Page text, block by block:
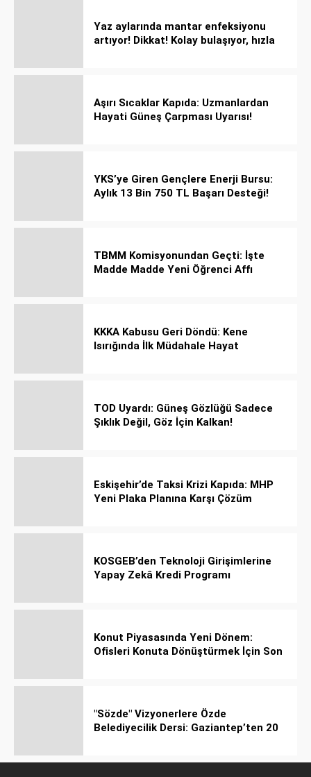
Yaz aylarında mantar enfeksiyonu
artıyor! Dikkat! Kolay bulaşıyor, hızla
Aşırı Sıcaklar Kapıda: Uzmanlardan
Hayati Güneş Çarpması Uyarısı!
YKS’ye Giren Gençlere Enerji Bursu:
Aylık 13 Bin 750 TL Başarı Desteği!
TBMM Komisyonundan Geçti: İşte
Madde Madde Yeni Öğrenci Affı
KKKA Kabusu Geri Döndü: Kene
Isırığında İlk Müdahale Hayat
TOD Uyardı: Güneş Gözlüğü Sadece
Şıklık Değil, Göz İçin Kalkan!
Eskişehir’de Taksi Krizi Kapıda: MHP
Yeni Plaka Planına Karşı Çözüm
KOSGEB’den Teknoloji Girişimlerine
Yapay Zekâ Kredi Programı
Konut Piyasasında Yeni Dönem:
Ofisleri Konuta Dönüştürmek İçin Son
"Sözde" Vizyonerlere Özde
Belediyecilik Dersi: Gaziantep’ten 20